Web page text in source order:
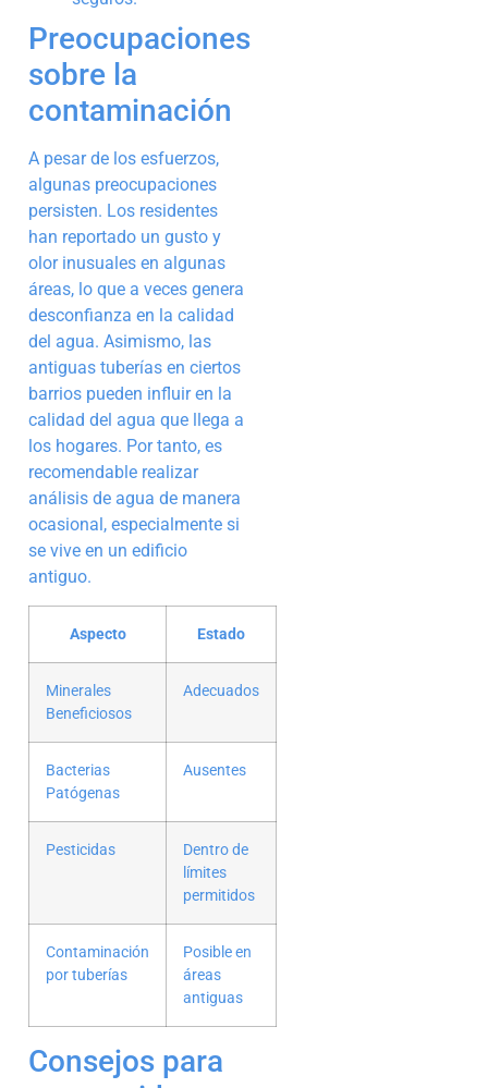
Preocupaciones
sobre la
contaminación
A pesar de los esfuerzos,
algunas preocupaciones
persisten. Los residentes
han reportado un gusto y
olor inusuales en algunas
áreas, lo que a veces genera
desconfianza en la calidad
del agua. Asimismo, las
antiguas tuberías en ciertos
barrios pueden influir en la
calidad del agua que llega a
los hogares. Por tanto, es
recomendable realizar
análisis de agua de manera
ocasional, especialmente si
se vive en un edificio
antiguo.
Aspecto Estado
Minerales
Beneficiosos
Adecuados
Bacterias
Patógenas
Ausentes
Pesticidas
Dentro de
límites
permitidos
Contaminación
por tuberías
Posible en
áreas
antiguas
Consejos para